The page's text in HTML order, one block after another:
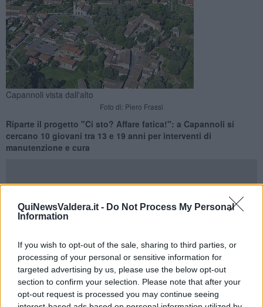
QuiNewsValdera.it - Do Not Process My Personal
Information
If you wish to opt-out of the sale, sharing to third parties, or
processing of your personal or sensitive information for
targeted advertising by us, please use the below opt-out
section to confirm your selection. Please note that after your
opt-out request is processed you may continue seeing
Capannoli vista dall'alto
Foto di: Piero Frassi
Riparte il progetto "Ci sto? Affare fatica!": a Capannoli si
cercano 10 giovani tra 13 e 19 anni per interventi di
manutenzione e cura
CAPANNOLI —Torna il progetto
anni residenti nel comune di Capannoli con l'obiettivo di
promuovere la cittadinanza attiva e la cura dei beni comuni del
territorio.
Per una settimana, infatti, i partecipanti saranno coinvolti in
interventi di manutenzione, riqualificazione e cura di alcuni